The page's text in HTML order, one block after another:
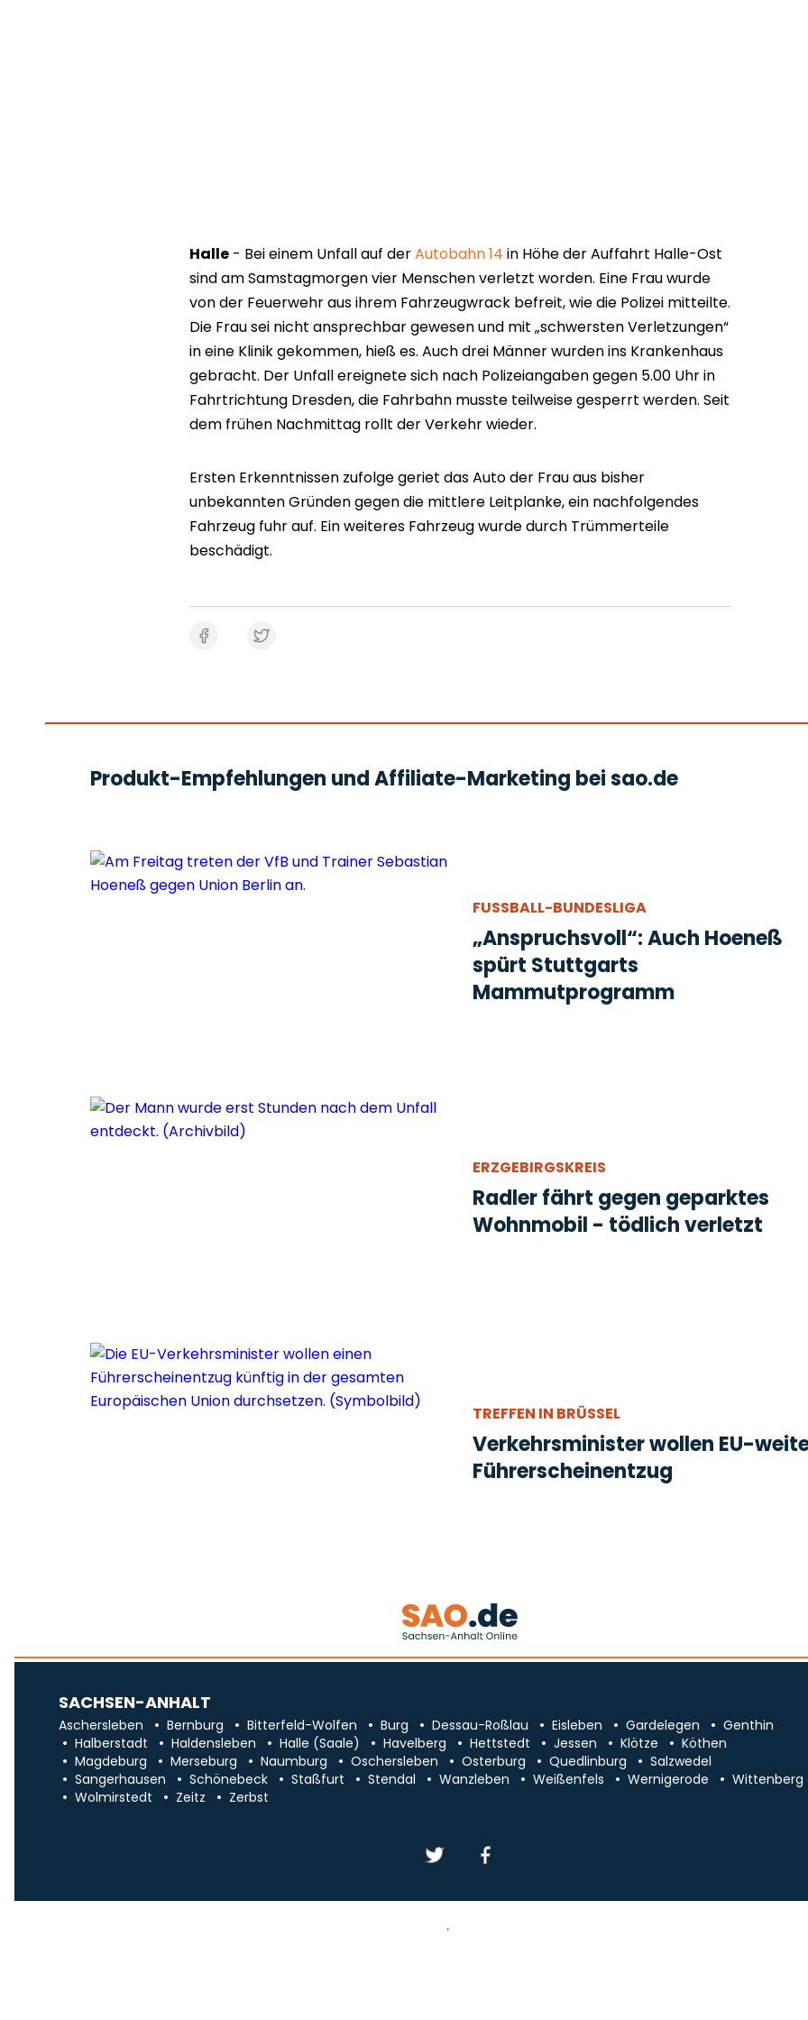
Halle - Bei einem Unfall auf derAutobahn 14 in Höhe der Auffahrt Halle-Ost
sind am Samstagmorgen vier Menschen verletzt worden. Eine Frau wurde
von der Feuerwehr aus ihrem Fahrzeugwrack befreit, wie die Polizei mitteilte.
Die Frau sei nicht ansprechbar gewesen und mit „schwersten Verletzungen“
in eine Klinik gekommen, hieß es. Auch drei Männer wurden ins Krankenhaus
gebracht. Der Unfall ereignete sich nach Polizeiangaben gegen 5.00 Uhr in
Fahrtrichtung Dresden, die Fahrbahn musste teilweise gesperrt werden. Seit
dem frühen Nachmittag rollt der Verkehr wieder.
Ersten Erkenntnissen zufolge geriet das Auto der Frau aus bisher
unbekannten Gründen gegen die mittlere Leitplanke, ein nachfolgendes
Fahrzeug fuhr auf. Ein weiteres Fahrzeug wurde durch Trümmerteile
beschädigt.
Produkt-Empfehlungen und Affiliate-Marketing bei sao.de
FUSSBALL-BUNDESLIGA
„Anspruchsvoll“: Auch Hoeneß
spürt Stuttgarts
Mammutprogramm
ERZGEBIRGSKREIS
Radler fährt gegen geparktes
Wohnmobil - tödlich verletzt
TREFFEN IN BRÜSSEL
Verkehrsminister wollen EU-
Führerscheinentzug
SACHSEN-ANHALT
Aschersleben Bernburg Bitterfeld-Wolfen Burg Dessau-Roßlau Eisleben Gardelegen
Genthin
Halberstadt
Haldensleben Halle (Saale) Havelberg Hettstedt Jessen Klötze
Köthen
Magdeburg
Merseburg Naumburg Oschersleben Osterburg Quedlinburg
Salzwedel
Sangerhausen
Schönebeck Staßfurt Stendal Wanzleben Weißenfels Wernigerode
Wittenberg
Wolmirstedt
Zeitz Zerbst
Impressum/Kontakt